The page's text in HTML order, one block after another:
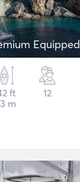
Equipped
ft
m
12